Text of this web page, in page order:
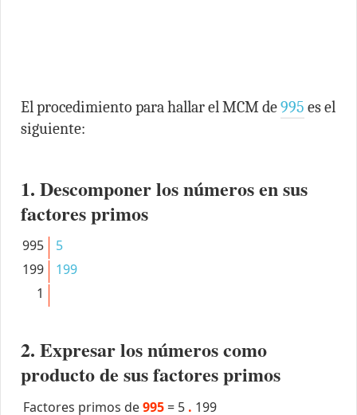
El procedimiento para hallar el MCM de995 es el
siguiente:
1. Descomponer los números en sus
factores primos
995
5
199
199
1
2. Expresar los números como
producto de sus factores primos
Factores primos de995 = 5 . 199